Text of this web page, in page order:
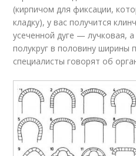
(кирпичом для фиксации,
кладку), у вас получится
усеченной дуге — лучковая,
полукруг в половину ширины
специалисты говорят об